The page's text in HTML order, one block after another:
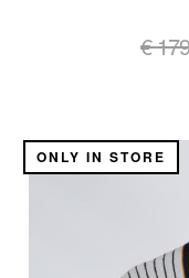
€
ONLY IN STORE